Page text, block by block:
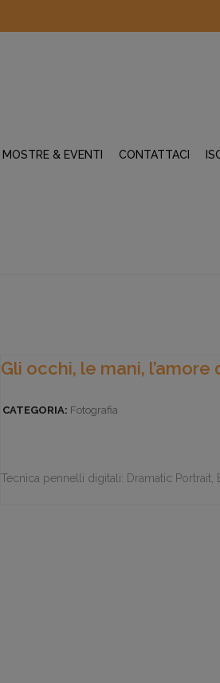
MOSTRE & EVENTI CONTATTACI
Gli occhi, le mani,
CATEGORIA: Fotografia
Tecnica pennelli digitali: Dramatic Portrait,